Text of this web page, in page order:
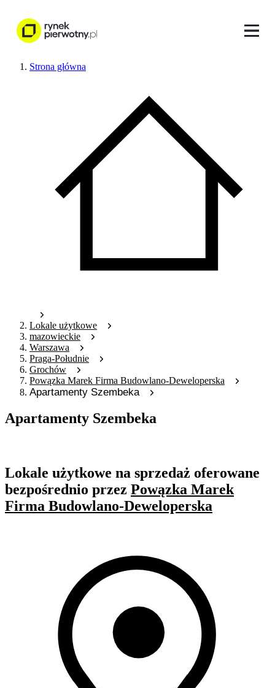
Strona główna
Lokale użytkowe
mazowieckie
Warszawa
Praga-Południe
Grochów
Powązka Marek Firma Budowlano-Deweloperska
Apartamenty Szembeka
Apartamenty Szembeka
Lokale użytkowe na sprzedaż oferowane
bezpośrednio przez Powązka Marek
Firma Budowlano-Deweloperska